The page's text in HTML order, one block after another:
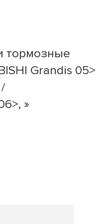
тормозные
Grandis 05>
»